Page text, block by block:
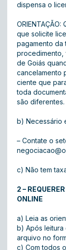
dispensa o
que solicite
pagamento da
procedimento,
de Goiás
cancelamento
ciente que
toda
são diferentes.
b) Necessário
– Contate o
c) Não tem
2 –
ONLINE
a) Leia as
b) Após leitura
arquivo no
c) Com todos